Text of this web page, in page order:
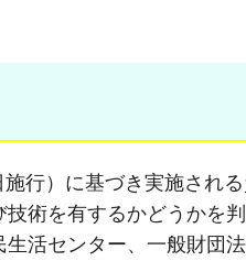
行）に基づき実施され
術を有するかどうかを
活センター、一般財団